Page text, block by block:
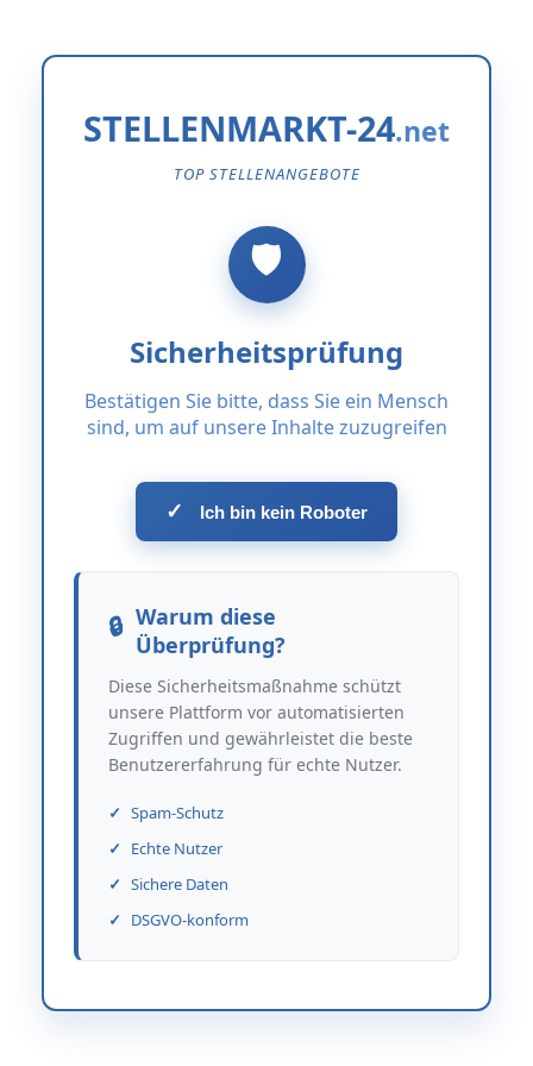
STELLENMARKT-24
TOP STELLENANGEBOTE
Sicherheitsprüfung
Bestätigen Sie bitte, dass Sie ein Mensch
sind, um auf unsere Inhalte zuzugreifen
✓ Ich bin kein Roboter
Warum diese
Überprüfung?
Diese Sicherheitsmaßnahme schützt
unsere Plattform vor automatisierten
Zugriffen und gewährleistet die beste
Benutzererfahrung für echte Nutzer.
Spam-Schutz
Echte Nutzer
Sichere Daten
DSGVO-konform